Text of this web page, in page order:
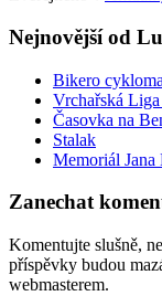
Nejnovější od
Bikero
Vrchařská
Časovka na
Stalak
Memoriál Jana
Zanechat
Komentujte slušně,
příspěvky budou
webmasterem.